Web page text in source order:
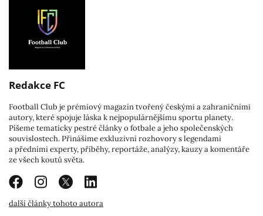
Redakce FC
Football Club je prémiový magazín tvořený českými a zahraničními
autory, které spojuje láska k nejpopulárnějšímu sportu planety.
Píšeme tematicky pestré články o fotbale a jeho společenských
souvislostech. Přinášíme exkluzivní rozhovory s legendami
a předními experty, příběhy, reportáže, analýzy, kauzy a komentáře
ze všech koutů světa.
další články tohoto autora